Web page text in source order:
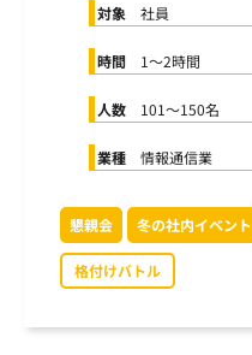
対象 社員
時間 1〜2時間
人数 101〜150名
業種 情報通信業
懇親会 冬の社内イベント
格付けバトル